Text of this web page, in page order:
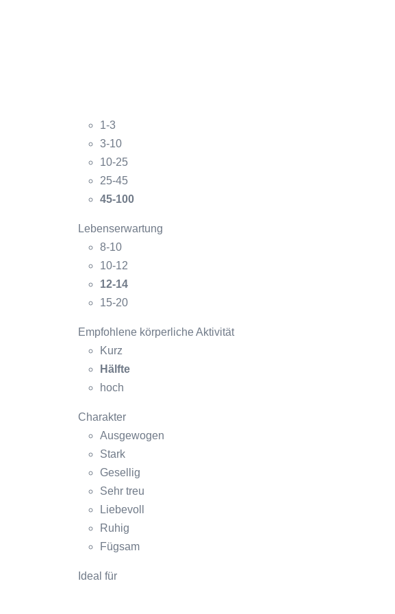
1-3
3-10
10-25
25-45
45-100
Lebenserwartung
8-10
10-12
12-14
15-20
Empfohlene körperliche Aktivität
Kurz
Hälfte
hoch
Charakter
Ausgewogen
Stark
Gesellig
Sehr treu
Liebevoll
Ruhig
Fügsam
Ideal für